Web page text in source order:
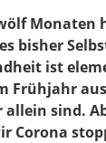
Monaten
bisher
ist
Frühjahr
sind.
Corona